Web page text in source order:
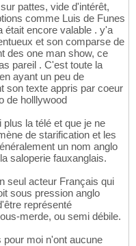
pattes, vide d'intérêt,
comme Luis de Funes
était encore valable . y'a
et son comparse de
des one man show, ce
pareil . C'est toute la
ayant un peu de
son texte appris par coeur
de holllywood
la télé et que je ne
de starification et les
un nom anglo
saloperie fauxanglais.
seul acteur Français qui
sous pression anglo
représenté
merde, ou semi débile.
moi n'ont aucune